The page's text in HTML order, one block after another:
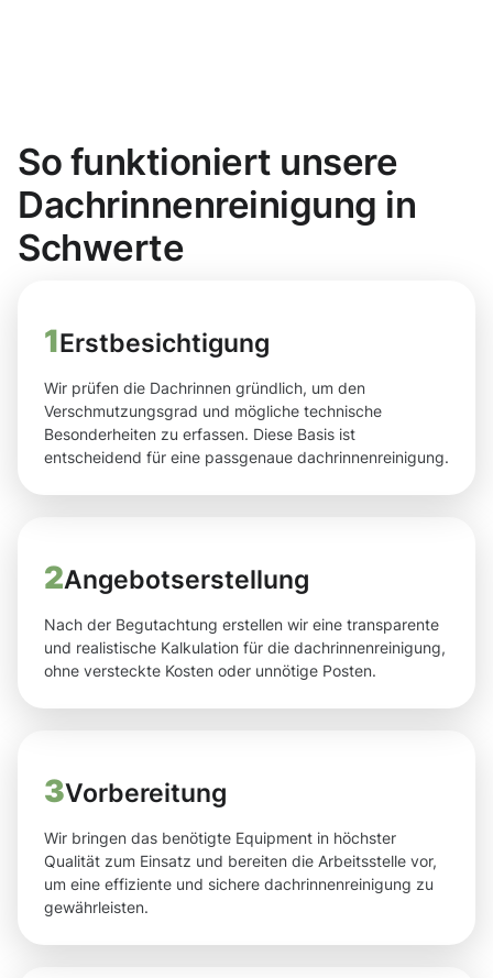
So funktioniert unsere
Dachrinnenreinigung in
Schwerte
1Erstbesichtigung
Wir prüfen die Dachrinnen gründlich, um den
Verschmutzungsgrad und mögliche technische
Besonderheiten zu erfassen. Diese Basis ist
entscheidend für eine passgenaue dachrinnenreinigung.
2Angebotserstellung
Nach der Begutachtung erstellen wir eine transparente
und realistische Kalkulation für die dachrinnenreinigung,
ohne versteckte Kosten oder unnötige Posten.
3Vorbereitung
Wir bringen das benötigte Equipment in höchster
Qualität zum Einsatz und bereiten die Arbeitsstelle vor,
um eine effiziente und sichere dachrinnenreinigung zu
gewährleisten.